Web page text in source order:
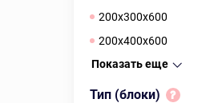
200х300х600
200х400х600
Показать еще
Тип (блоки)